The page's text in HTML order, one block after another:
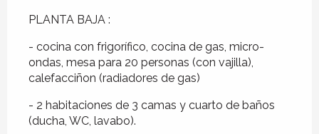
PLANTA BAJA :
- cocina con frigorífico, cocina de gas, micro-
ondas, mesa para 20 personas (con vajilla),
calefacciñon (radiadores de gas)
- 2 habitaciones de 3 camas y cuarto de baños
(ducha, WC, lavabo).